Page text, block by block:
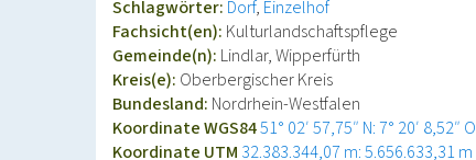
Schlagwörter: Dorf Einzelhof
Fachsicht(en): Kulturlandschaftspflege
Gemeinde(n): Lindlar, Wipperfürth
Kreis(e): Oberbergischer Kreis
Bundesland: Nordrhein-Westfalen
Koordinate WGS8451° 02′ 57,75″ N: 7° 20′ 8,52″ O
Koordinate UTM 32.383.344,07 m: 5.656.633,31 m